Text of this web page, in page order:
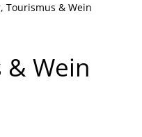
Tourismus & Wein
Wein